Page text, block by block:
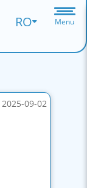
RO Menu
2025-09-02